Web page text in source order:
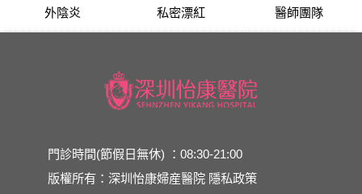
外陰炎 私密漂紅 醫師團隊
門診時間(節假日無休) ：08:30-21:00
版權所有：深圳怡康婦産醫院 隱私政策